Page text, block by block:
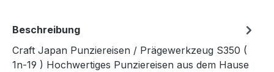
Beschreibung
Craft Japan Punziereisen / Prägewerkzeug S350 (
1n-19 ) Hochwertiges Punziereisen aus dem Hause